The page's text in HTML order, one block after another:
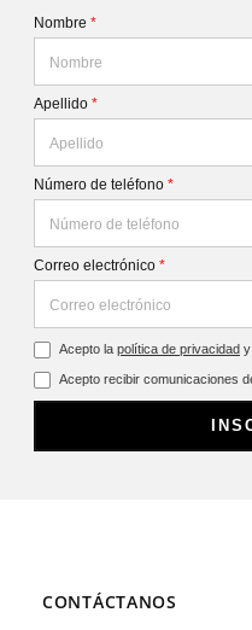
Nombre *
Apellido *
Número de teléfono *
Correo electrónico *
Acepto la política de privacidad y
Acepto recibir comunicaciones
CONTÁCTANOS